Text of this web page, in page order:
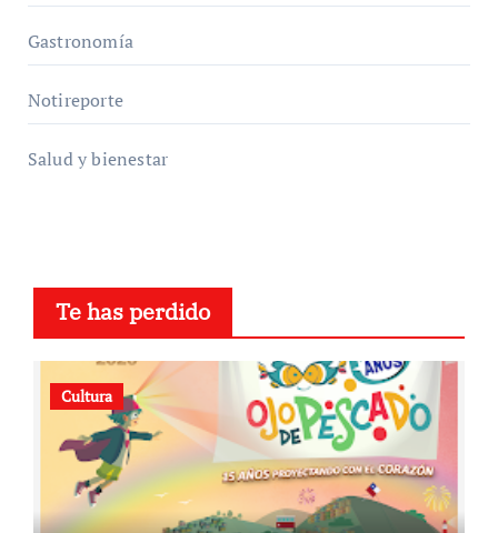
Gastronomía
Notireporte
Salud y bienestar
Te has perdido
Cultura